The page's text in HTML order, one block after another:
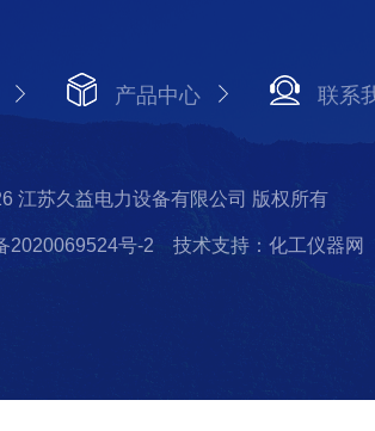
产品中心 联系
江苏久益电力设备有限公司 版权所有
2020069524号-2
技术支持：化工仪器网